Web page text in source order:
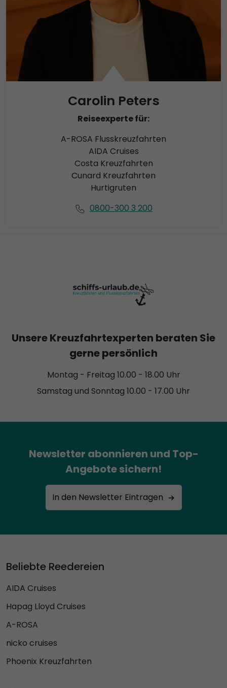
Carolin Peters
Reiseexperte für:
A-ROSA Flusskreuzfahrten
AIDA Cruises
Costa Kreuzfahrten
Cunard Kreuzfahrten
Hurtigruten
0800-300 3 200
Unsere Kreuzfahrtexperten beraten Sie
gerne persönlich
Montag - Freitag 10.00 - 18.00 Uhr
Samstag und Sonntag 10.00 - 17.00 Uhr
Newsletter abonnieren und Top-
Angebote sichern!
In den Newsletter Eintragen
Beliebte Reedereien
AIDA Cruises
Hapag Lloyd Cruises
A-ROSA
nicko cruises
Phoenix Kreuzfahrten